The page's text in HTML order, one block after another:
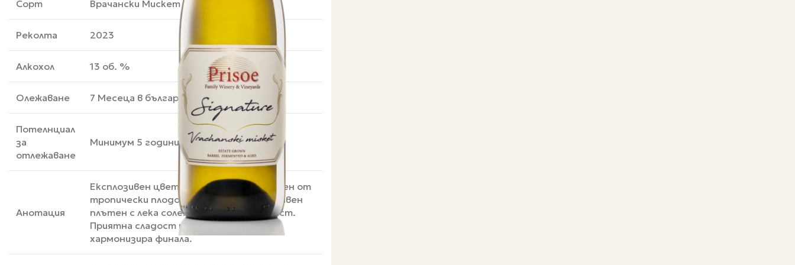
Сорт Врачански Мискет
Реколта 2023
Алкохол 13 об. %
Олежаване 7 Месеца в български дъбови бъчви
Потелнциал
за
отлежаване
Минимум 5 години
Анотация
Експлозивен цветист аромат придружен от
тропически плодове. Вкусът е интензивен
плътен с лека соленост и много сочност.
Приятна сладост придава баланс и
хармонизира финала.